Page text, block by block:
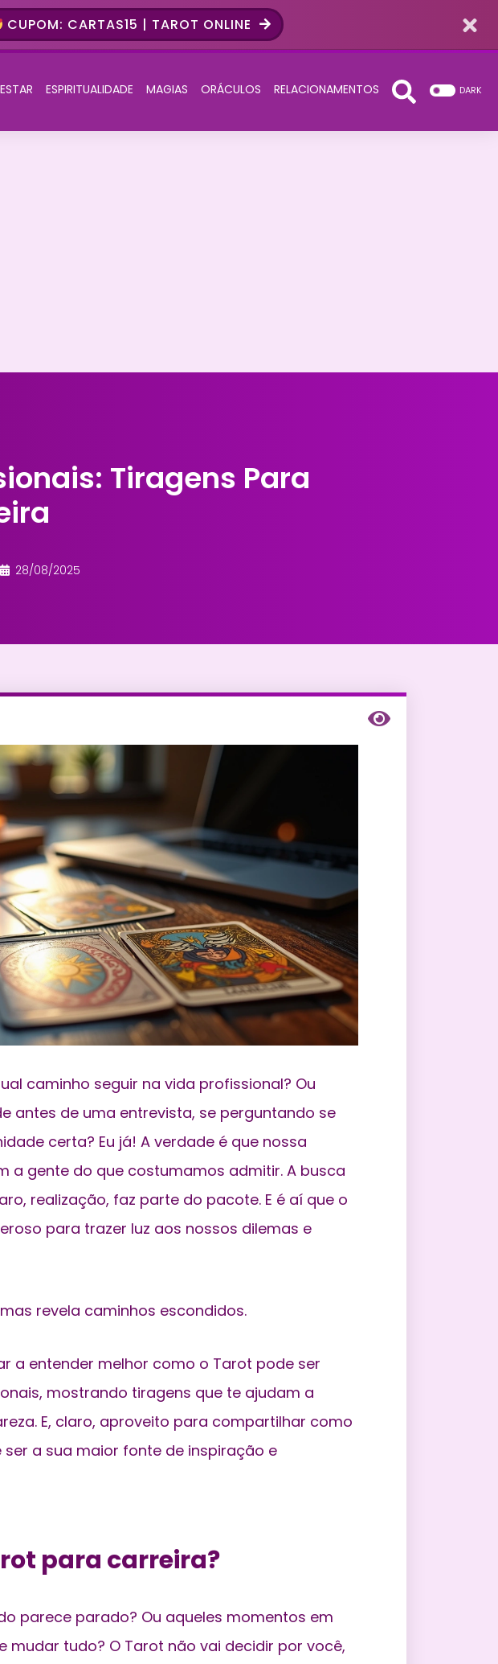
CUPOM: CARTAS15 | TAROT ONLINE
ESPIRITUALIDADE MAGIAS ORÁCULOS RELACIONAMENTOS DARK
Tiragens Para
28/08/2025
caminho seguir na vida profissional? Ou
antes de uma entrevista, se perguntando se
certa? Eu já! A verdade é que nossa
a gente do que costumamos admitir. A busca
realização, faz parte do pacote. E é aí que o
para trazer luz aos nossos dilemas e
revela caminhos escondidos.
a entender melhor como o Tarot pode ser
mostrando tiragens que te ajudam a
E, claro, aproveito para compartilhar como
ser a sua maior fonte de inspiração e
para carreira?
parece parado? Ou aqueles momentos em
mudar tudo? O Tarot não vai decidir por você,